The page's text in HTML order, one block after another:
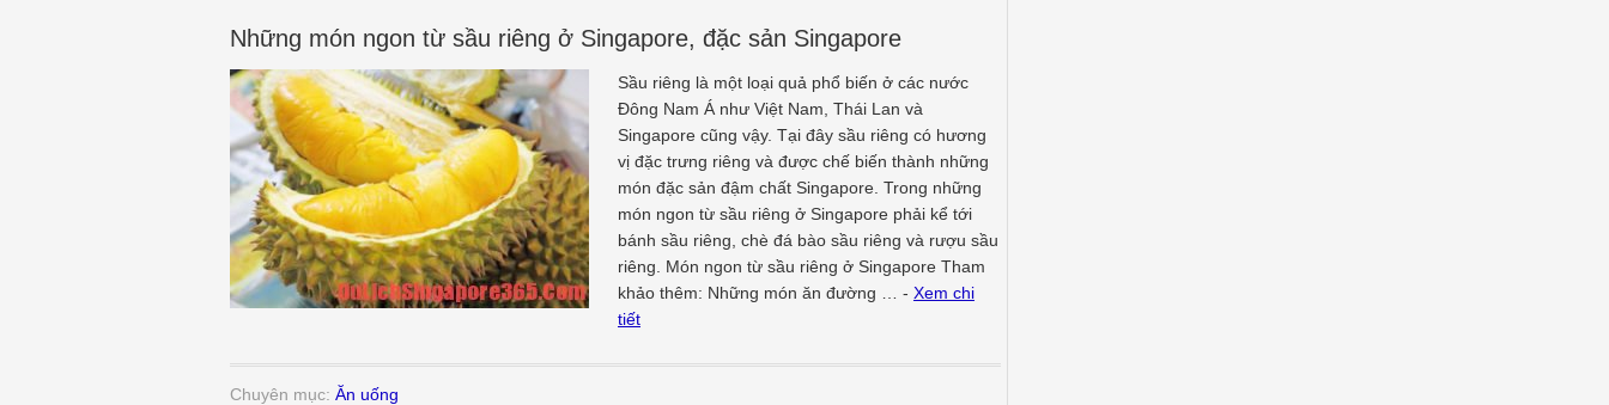
Những món ngon từ sầu riêng ở Singapore, đặc sản Singapore
Sầu riêng là một loại quả phổ biến ở các nước
Đông Nam Á như Việt Nam, Thái Lan và
Singapore cũng vậy. Tại đây sầu riêng có hương
vị đặc trưng riêng và được chế biến thành những
món đặc sản đậm chất Singapore. Trong những
món ngon từ sầu riêng ở Singapore phải kể tới
bánh sầu riêng, chè đá bào sầu riêng và rượu sầu
riêng. Món ngon từ sầu riêng ở Singapore Tham
khảo thêm: Những món ăn đường … - Xem chi
tiết
Chuyên mục: Ăn uống